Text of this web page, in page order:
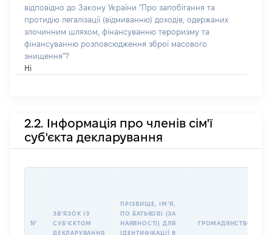
відповідно до Закону України "Про запобігання та
протидію легалізації (відмиванню) доходів, одержаних
злочинним шляхом, фінансуванню тероризму та
фінансуванню розповсюдження зброї масового
знищення"?
Ні
2.2. Інформація про членів сім'ї
суб'єкта декларування
№
ЗВʼЯЗОК ІЗ
СУБʼЄКТОМ
ДЕКЛАРУВАННЯ
ПРІЗВИЩЕ, ІМʼЯ,
ПО БАТЬКОВІ (ЗА
НАЯВНОСТІ) ДЛЯ
ІДЕНТИФІКАЦІЇ В
ГРОМАДЯНСТВО